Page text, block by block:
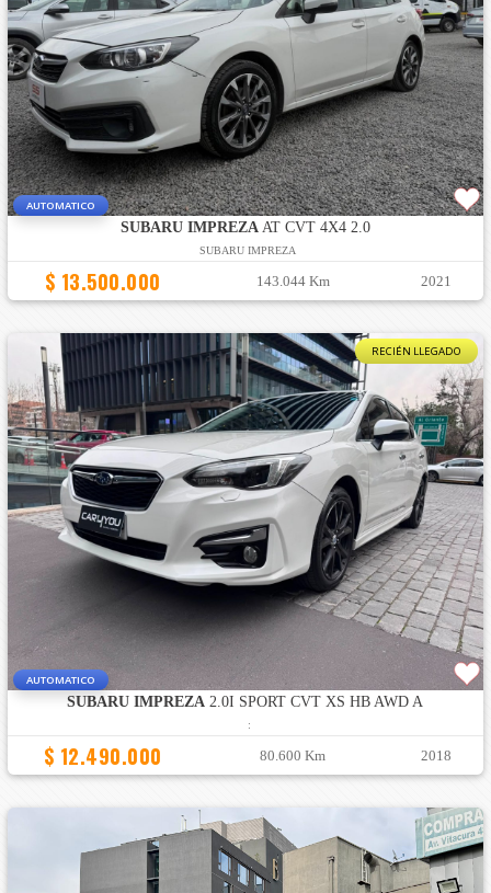
AUTOMATICO
SUBARU IMPREZAAT CVT 4X4 2.0
SUBARU IMPREZA
$ 13.500.000 143.044 Km 2021
RECIÉN LLEGADO
AUTOMATICO
SUBARU IMPREZA 2.0I SPORT CVT XS HB AWD A
:
$ 12.490.000 80.600 Km 2018